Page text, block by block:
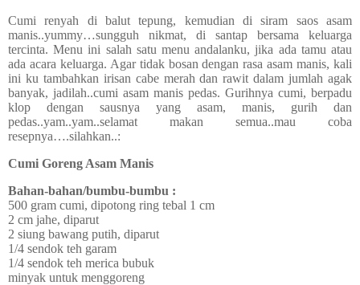
Cumi renyah di balut tepung, kemudian di siram saos asam
manis..yummy…sungguh nikmat, di santap bersama keluarga
tercinta. Menu ini salah satu menu andalanku, jika ada tamu atau
ada acara keluarga. Agar tidak bosan dengan rasa asam manis, kali
ini ku tambahkan irisan cabe merah dan rawit dalam jumlah agak
banyak, jadilah..cumi asam manis pedas. Gurihnya cumi, berpadu
klop dengan sausnya yang asam, manis, gurih dan
pedas..yam..yam..selamat makan semua..mau coba
resepnya….silahkan..:
Cumi Goreng Asam Manis
Bahan-bahan/bumbu-bumbu :
500 gram cumi, dipotong ring tebal 1 cm
2 cm jahe, diparut
2 siung bawang putih, diparut
1/4 sendok teh garam
1/4 sendok teh merica bubuk
minyak untuk menggoreng